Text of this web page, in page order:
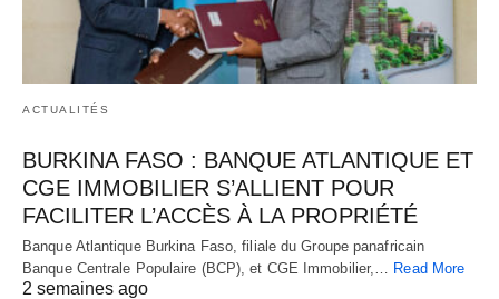
ACTUALITÉS
BURKINA FASO : BANQUE ATLANTIQUE ET
CGE IMMOBILIER S’ALLIENT POUR
FACILITER L’ACCÈS À LA PROPRIÉTÉ
Banque Atlantique Burkina Faso, filiale du Groupe panafricain
Banque Centrale Populaire (BCP), et CGE Immobilier,… Read More
2 semaines ago